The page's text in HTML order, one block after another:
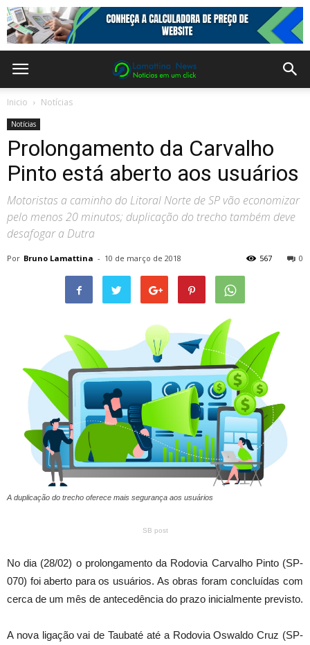
Inicio Notícias
Notícias
Prolongamento da Carvalho
Pinto está aberto aos usuários
Motoristas a caminho do Litoral Norte de SP vão economizar
pelo menos 20 minutos; duplicação do trecho também deve
desafogar a Dutra
Por Bruno Lamattina - 10 de março de 2018 0
567
A duplicação do trecho oferece mais segurança aos usuários
SB post
No dia (28/02) o prolongamento da Rodovia Carvalho Pinto (SP-
070) foi aberto para os usuários. As obras foram concluídas com
cerca de um mês de antecedência do prazo inicialmente previsto.
A nova ligação vai de Taubaté até a Rodovia Oswaldo Cruz (SP-